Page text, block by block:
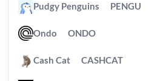
Pudgy Penguins PENGU
Ondo ONDO
Cash Cat CASHCAT